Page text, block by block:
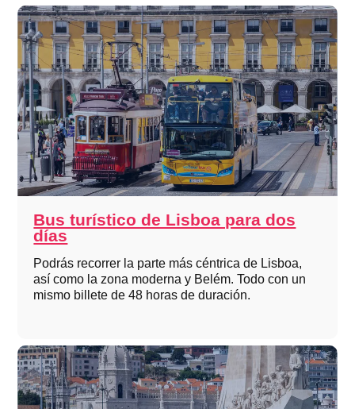
Bus turístico de Lisboa para dos
días
Podrás recorrer la parte más céntrica de Lisboa,
así como la zona moderna y Belém. Todo con un
mismo billete de 48 horas de duración.